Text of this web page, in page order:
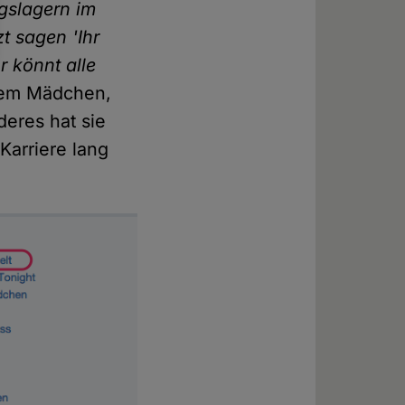
im
sagen 'Ihr
könnt alle
Mädchen,
hat sie
lang